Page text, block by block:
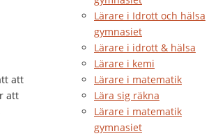
att
att
Lärare i Idrott och hälsa
gymnasiet
Lärare i idrott & hälsa
Lärare i kemi
Lärare i matematik
Lära sig räkna
Lärare i matematik
gymnasiet